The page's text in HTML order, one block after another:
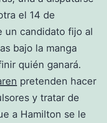
el 14 de
un candidato fijo al
bajo la manga
quién ganará.
pretenden hacer
y tratar de
a Hamilton se le